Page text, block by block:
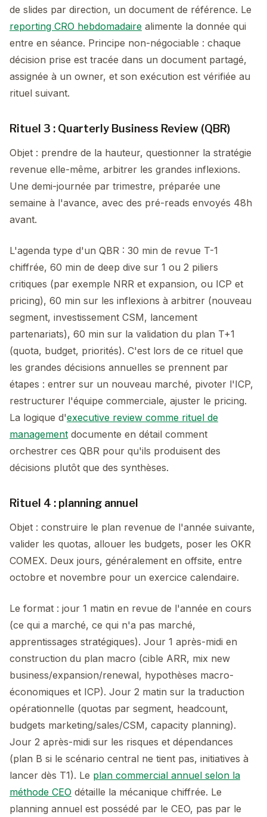
de slides par direction, un document de référence. Le
reporting CRO hebdomadaire alimente la donnée qui
entre en séance. Principe non-négociable : chaque
décision prise est tracée dans un document partagé,
assignée à un owner, et son exécution est vérifiée au
rituel suivant.
Rituel 3 : Quarterly Business Review (QBR)
Objet : prendre de la hauteur, questionner la stratégie
revenue elle-même, arbitrer les grandes inflexions.
Une demi-journée par trimestre, préparée une
semaine à l'avance, avec des pré-reads envoyés 48h
avant.
L'agenda type d'un QBR : 30 min de revue T-1
chiffrée, 60 min de deep dive sur 1 ou 2 piliers
critiques (par exemple NRR et expansion, ou ICP et
pricing), 60 min sur les inflexions à arbitrer (nouveau
segment, investissement CSM, lancement
partenariats), 60 min sur la validation du plan T+1
(quota, budget, priorités). C'est lors de ce rituel que
les grandes décisions annuelles se prennent par
étapes : entrer sur un nouveau marché, pivoter l'ICP,
restructurer l'équipe commerciale, ajuster le pricing.
La logique d'executive review comme rituel de
management documente en détail comment
orchestrer ces QBR pour qu'ils produisent des
décisions plutôt que des synthèses.
Rituel 4 : planning annuel
Objet : construire le plan revenue de l'année suivante,
valider les quotas, allouer les budgets, poser les OKR
COMEX. Deux jours, généralement en offsite, entre
octobre et novembre pour un exercice calendaire.
Le format : jour 1 matin en revue de l'année en cours
(ce qui a marché, ce qui n'a pas marché,
apprentissages stratégiques). Jour 1 après-midi en
construction du plan macro (cible ARR, mix new
business/expansion/renewal, hypothèses macro-
économiques et ICP). Jour 2 matin sur la traduction
opérationnelle (quotas par segment, headcount,
budgets marketing/sales/CSM, capacity planning).
Jour 2 après-midi sur les risques et dépendances
(plan B si le scénario central ne tient pas, initiatives à
lancer dès T1). Le plan commercial annuel selon la
méthode CEO détaille la mécanique chiffrée. Le
planning annuel est possédé par le CEO, pas par le